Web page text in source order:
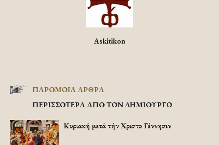
Askitikon
ΠΑΡΟΜΟΙΑ ΑΡΘΡΑ
ΠΕΡΙΣΣΟΤΕΡΑ ΑΠΟ ΤΟΝ ΔΗΜΙΟΥΡΓΟ
Κυριακή μετά τήν Χριστοῦ Γέννησιν